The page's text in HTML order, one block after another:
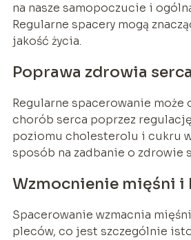
na nasze samopoczucie i
Regularne spacery mogą
jakość życia.
Poprawa zdrowia serca
Regularne spacerowanie może
chorób serca poprzez
poziomu cholesterolu i cukru
sposób na zadbanie o zdrowie
Wzmocnienie mięśni i
Spacerowanie wzmacnia
pleców, co jest szczególnie